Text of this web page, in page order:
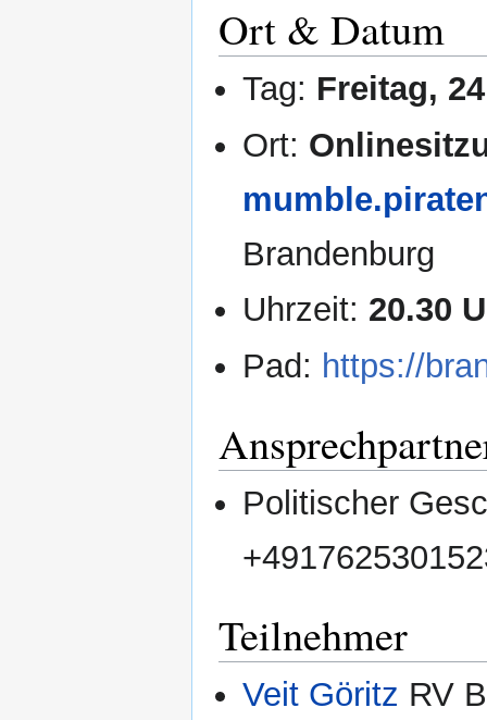
Ort & Datum
Tag: Freitag,
Ort:
Brandenburg
Uhrzeit: 20.30
Pad: https://
Politischer
Teilnehmer
Veit Göritz RV